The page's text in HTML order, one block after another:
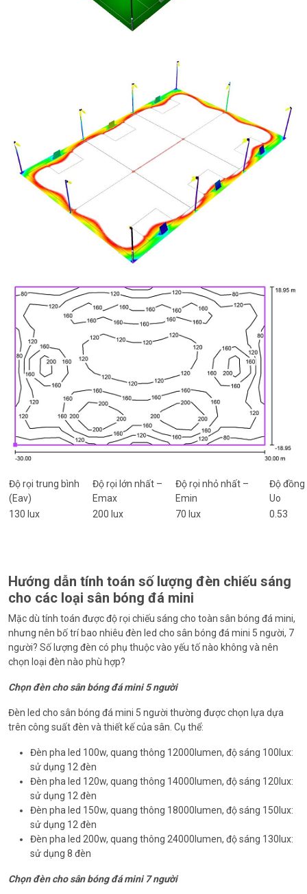
Độ rọi trung bình
(Eav)
Độ rọi lớn nhất –
Emax
Độ rọi nhỏ nhất –
Emin
Độ đồng
Uo
130 lux
200 lux 70 lux 0.53
Hướng dẫn tính toán số lượng đèn chiếu sáng
cho các loại sân bóng đá mini
Mặc dù tính toán được độ rọi chiếu sáng cho toàn sân bóng đá mini,
nhưng nên bố trí bao nhiêu đèn led cho sân bóng đá mini 5 người, 7
người? Số lượng đèn có phụ thuộc vào yếu tố nào không và nên
chọn loại đèn nào phù hợp?
Chọn đèn cho sân bóng đá mini 5 người
Đèn led cho sân bóng đá mini 5 người thường được chọn lựa dựa
trên công suất đèn và thiết kế của sân. Cụ thể:
Đèn pha led 100w, quang thông 12000lumen, độ sáng 100lux:
sử dụng 12 đèn
Đèn pha led 120w, quang thông 14000lumen, độ sáng 120lux:
sử dụng 12 đèn
Đèn pha led 150w, quang thông 18000lumen, độ sáng 150lux:
sử dụng 12 đèn
Đèn pha led 200w, quang thông 24000lumen, độ sáng 130lux:
sử dụng 8 đèn
Chọn đèn cho sân bóng đá mini 7 người